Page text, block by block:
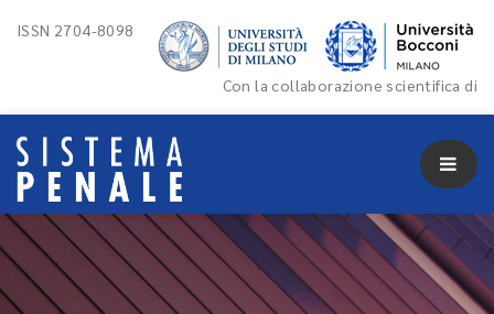
ISSN 2704-8098
Con la collaborazione scientifica di